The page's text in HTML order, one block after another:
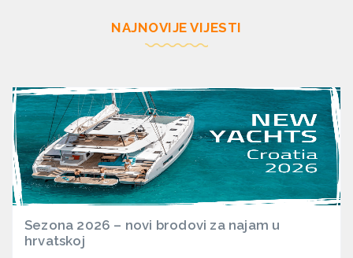
NAJNOVIJE VIJESTI
Sezona 2026 – novi brodovi za najam u
hrvatskoj